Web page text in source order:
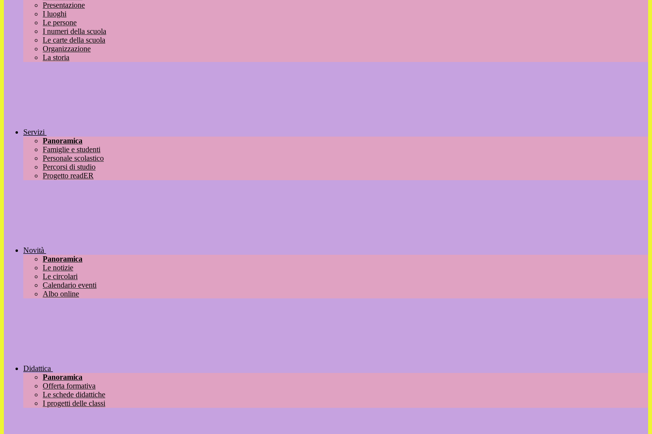
Presentazione
I luoghi
Le persone
I numeri della scuola
Le carte della scuola
Organizzazione
La storia
Servizi
Panoramica
Famiglie e studenti
Personale scolastico
Percorsi di studio
Progetto readER
Novità
Panoramica
Le notizie
Le circolari
Calendario eventi
Albo online
Didattica
Panoramica
Offerta formativa
Le schede didattiche
I progetti delle classi